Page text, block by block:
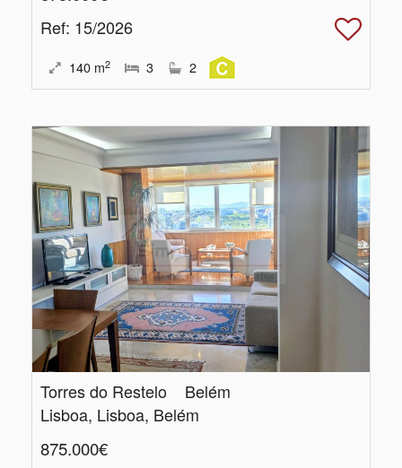
Ref: 15/2026
140 m2 3 2
Torres do Restelo _ Belém
Lisboa, Lisboa, Belém
875.000€